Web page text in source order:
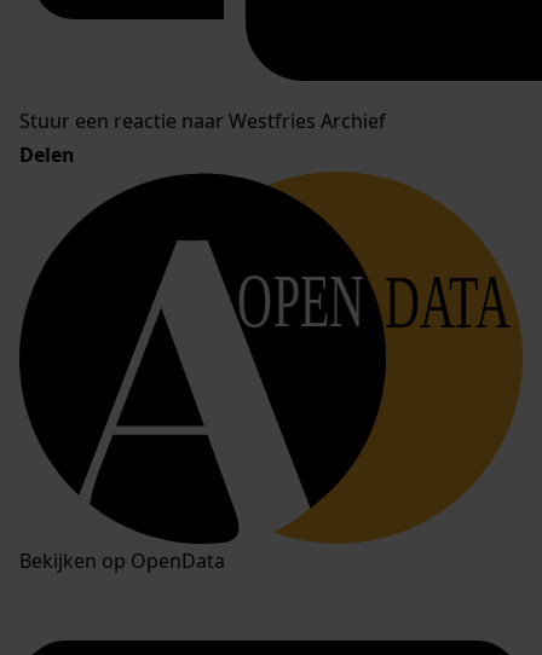
Stuur een reactie naar Westfries Archief
Delen
OPEN DATA
Bekijken op OpenData